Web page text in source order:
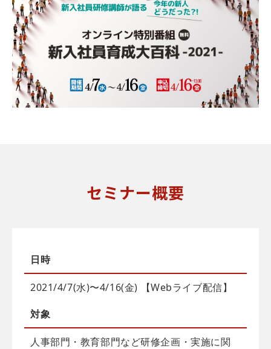
セミナー概要
日時
2021/4/7(水)〜4/16(金) 【Webライブ配信】
対象
人事部門・教育部門など研修企画・実施に関